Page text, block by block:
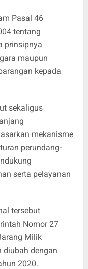
Pasal 46
tentang
prinsipnya
maupun
kepada
sekaligus
mekanisme
perundang-
serta pelayanan
tersebut
Nomor 27
Milik
diubah dengan
2020.